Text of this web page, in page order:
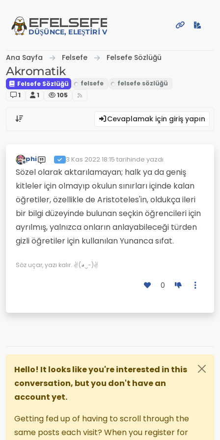
EFELSEFE
DÜŞÜNCE, ELEŞTIRI VE PAYLAŞIM PLATFORMU
Ana Sayfa Felsefe Felsefe Sözlüğü
Akromatik
Felsefe Sözlüğü
1
1 105
Cevaplamak için giriş yapın
Çevrimdışı
phi 3 Kas 2022 18:15 tarihinde yazdı
Son düzenleyen:
Sözel olarak aktarılamayan; halk ya da geniş
kitleler için olmayıp okulun sınırları içinde kalan
öğretiler, özellikle de Aristoteles'in, oldukça ileri
bir bilgi düzeyinde bulunan seçkin öğrencileri için
ayrılmış, yalnızca onların anlayabileceği türden
gizli öğretiler için kullanılan Yunanca sıfat.
Söz uçar, yazı kalır. ✌(◕‿-)✌
0
Hello! It looks like you're interested in this
conversation, but you don't have an
account yet.
Getting fed up of having to scroll through the
same posts each visit? When you register for